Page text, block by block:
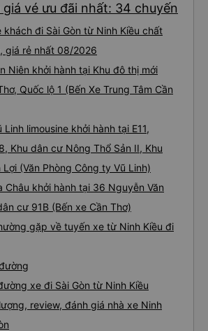
vé ưu đãi nhất: 34 chuyến
khách đi Sài Gòn từ Ninh Kiều chất
giá rẻ nhất 08/2026
Niên khởi hành tại Khu đô thị mới
Quốc lộ 1 (Bến Xe Trung Tâm Cần
Linh limousine khởi hành tại E11,
Khu dân cư Nông Thổ Sản II, Khu
(Văn Phòng Công ty Vũ Linh)
Châu khởi hành tại 36 Nguyễn Văn
cư 91B (Bến xe Cần Thơ)
gặp về tuyến xe từ Ninh Kiều đi
xe đi Sài Gòn từ Ninh Kiều
review, đánh giá nhà xe Ninh